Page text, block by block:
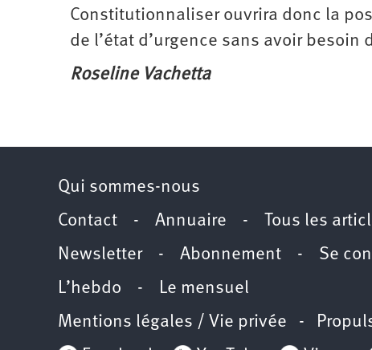
Constitutionnaliser ouvrira donc la
de l’état d’urgence sans avoir
Roseline Vachetta
Qui sommes-nous
Contact - Annuaire - Tous les
Newsletter- Abonnement - Se
L’hebdo - Le mensuel
Mentions légales / Vie privée -